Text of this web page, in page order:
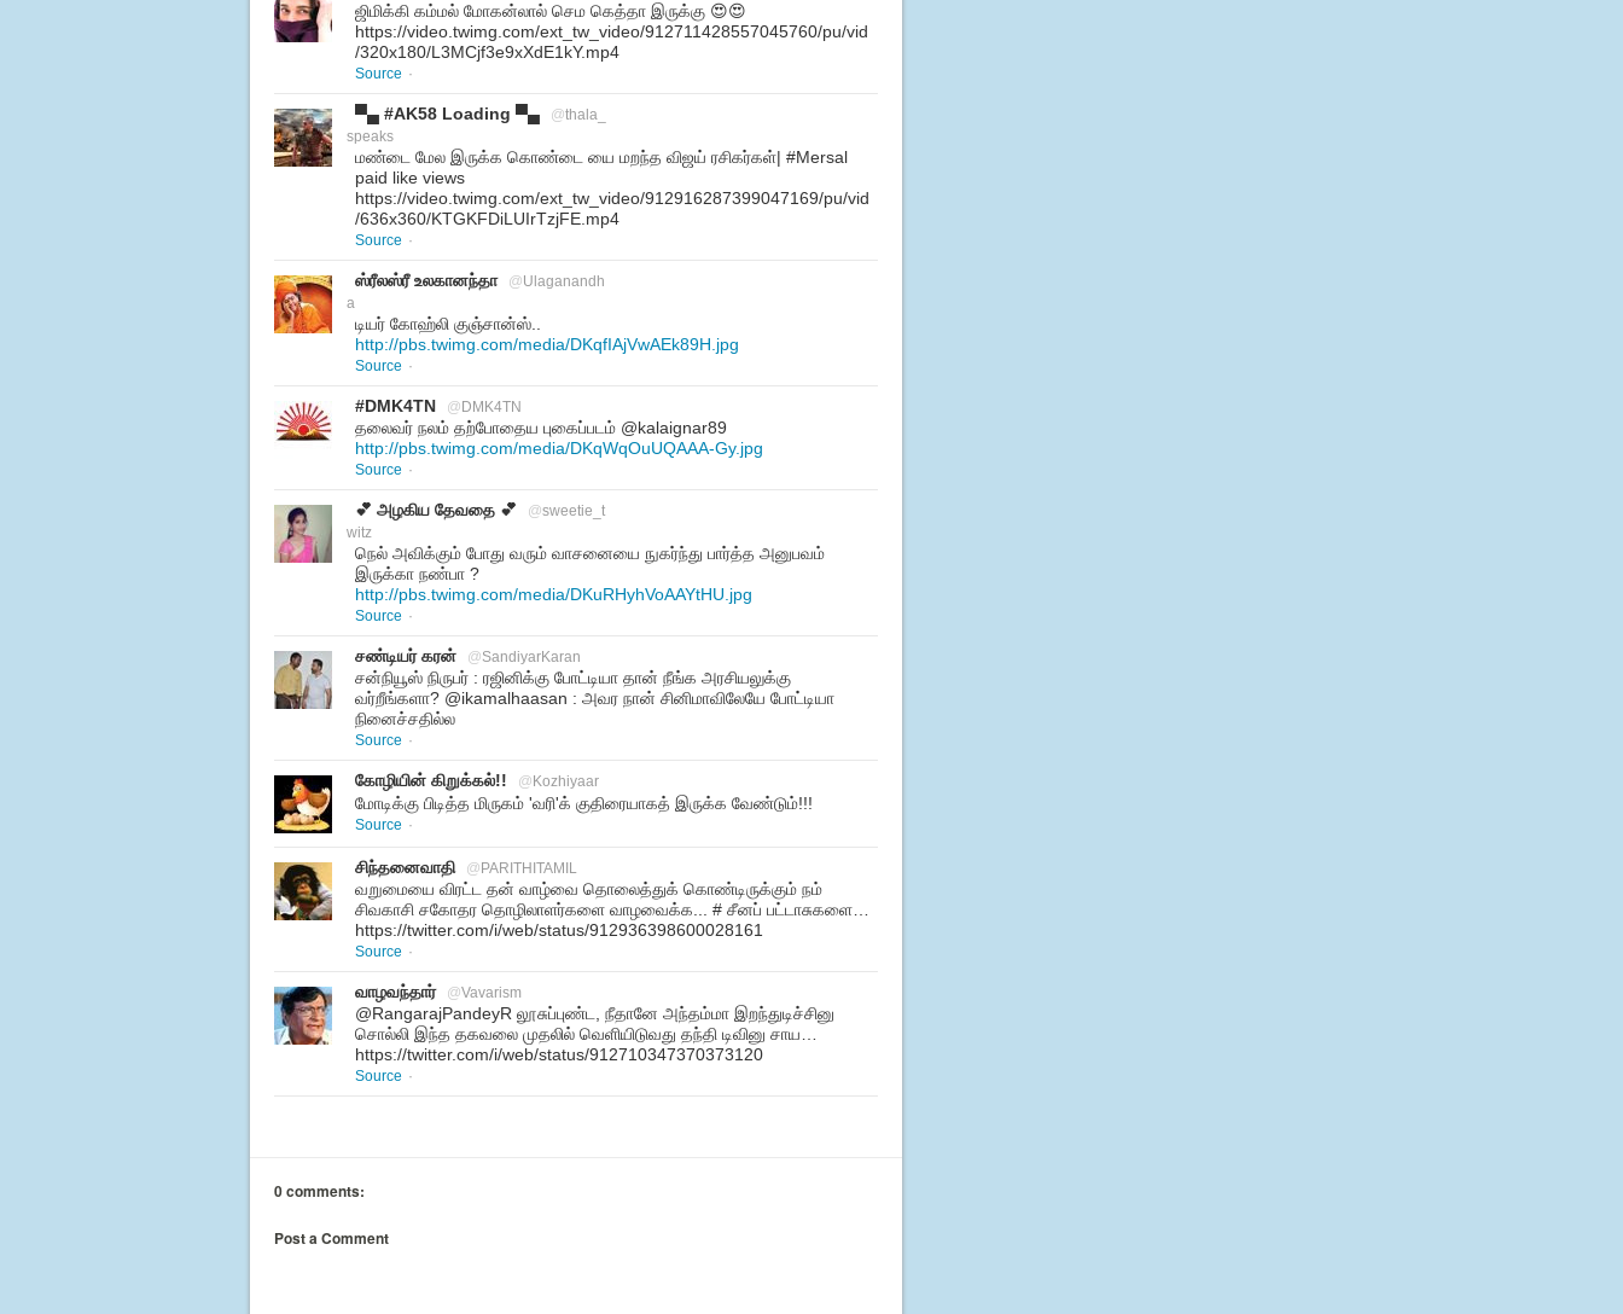
ஜிமிக்கி கம்மல் மோகன்லால் செம கெத்தா இருக்கு 😍😍
https://video.twimg.com/ext_tw_video/912711428557045760/pu/vid
/320x180/L3MCjf3e9xXdE1kY.mp4
Source ·
▀▄ #AK58 Loading ▀▄ @thala_
speaks
மண்டை மேல‌ இருக்க கொண்டை யை மறந்த‌ விஜய் ர‌சிகர்கள்| #Mersal
paid like views
https://video.twimg.com/ext_tw_video/912916287399047169/pu/vid
/636x360/KTGKFDiLUIrTzjFE.mp4
Source ·
ஸ்ரீலஸ்ரீ உலகானந்தா @Ulaganandh
a
டியர் கோஹ்லி குஞ்சான்ஸ்..
http://pbs.twimg.com/media/DKqfIAjVwAEk89H.jpg
Source ·
#DMK4TN @ DMK4TN
தலைவர் நலம் த‌ற்போதைய புகைப்படம் @kalaignar89
http://pbs.twimg.com/media/DKqWqOuUQAAA-Gy.jpg
Source ·
💕 அழகிய தேவதை 💕 @sweetie_t
witz
நெல் அவிக்கும் போது வரும் வாசனையை நுகர்ந்து பார்த்த அனுபவம்
இருக்கா நண்பா ?
http://pbs.twimg.com/media/DKuRHyhVoAAYtHU.jpg
Source ·
சண்டியர் கரன் @SandiyarKaran
சன்நியூஸ் நிருபர் : ரஜினிக்கு போட்டியா தான் நீங்க அரசியலுக்கு
வர்றீங்களா? @ikamalhaasan : அவர நான் சினிமாவிலேயே போட்டியா
நினைச்சதில்ல
Source ·
கோழியின் கிறுக்கல்!! @ Kozhiyaar
மோடிக்கு பிடித்த மிருகம் 'வரி'க் குதிரையாகத் இருக்க வேண்டும்!!!
Source ·
சிந்தனைவாதி @ PARITHITAMIL
வறுமையை விரட்ட தன் வாழ்வை தொலைத்துக் கொண்டிருக்கும் நம்
சிவகாசி சகோதர தொழிலாளர்களை வாழவைக்க... # சீனப் பட்டாசுகளை…
https://twitter.com/i/web/status/912936398600028161
Source ·
வாழவந்தார் @Vavarism
@RangarajPandeyR லூசுப்புண்ட, நீதானே அந்தம்மா இறந்துடிச்சினு
சொல்லி இந்த தகவலை முதலில் வெளியிடுவது தந்தி டிவினு சாய…
https://twitter.com/i/web/status/912710347370373120
Source ·
0 comments:
Post a Comment